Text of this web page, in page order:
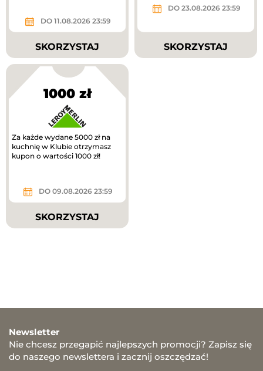
DO 11.08.2026 23:59
SKORZYSTAJ
DO 23.08.2026 23:59
SKORZYSTAJ
1000 zł
Za każde wydane 5000 zł na
kuchnię w Klubie otrzymasz
kupon o wartości 1000 zł!
DO 09.08.2026 23:59
SKORZYSTAJ
Newsletter
Nie chcesz przegapić najlepszych promocji? Zapisz się
do naszego newslettera i zacznij oszczędzać!